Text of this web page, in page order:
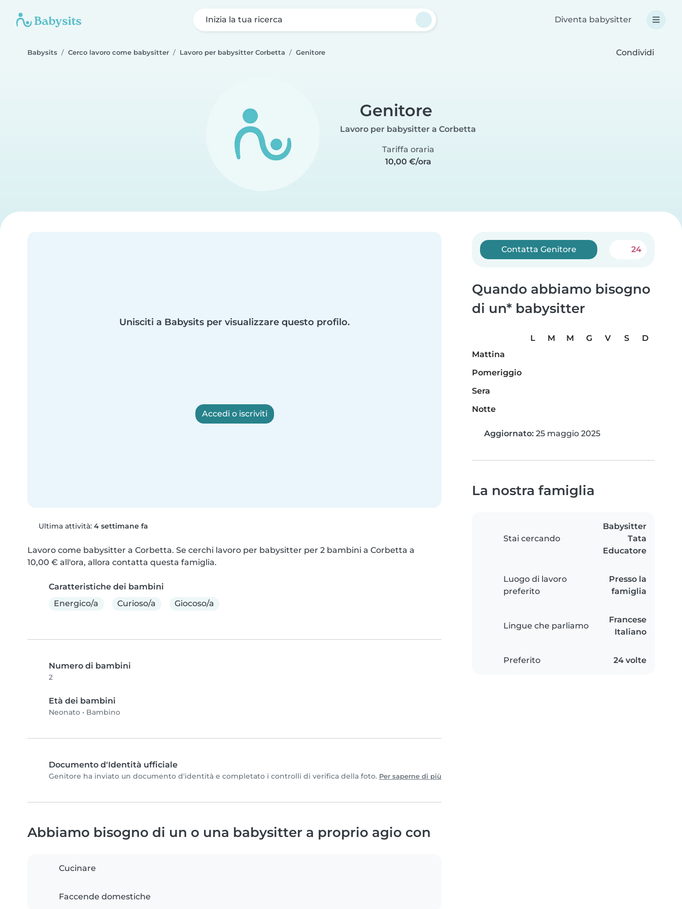
Inizia la tua ricerca Diventa babysitter
Babysits Cerco lavoro come babysitter Lavoro per babysitter Corbetta Genitore Condividi
Genitore
Lavoro per babysitter a Corbetta
Tariffa oraria
10,00 €/ora
Unisciti a Babysits per visualizzare questo profilo.
Accedi o iscriviti
Ultima attività: 4 settimane fa
Lavoro come babysitter a Corbetta. Se cerchi lavoro per babysitter per 2 bambini a Corbetta a
10,00 € all'ora, allora contatta questa famiglia.
Caratteristiche dei bambini
Energico/a
Curioso/a Giocoso/a
Numero di bambini
2
Età dei bambini
Neonato • Bambino
Documento d'Identità ufficiale
Genitore ha inviato un documento d'identità e completato i controlli di verifica della foto. Per saperne di più
Contatta Genitore 24
Quando abbiamo bisogno
di un* babysitter
L M M G V S
D
Mattina
Pomeriggio
Sera
Notte
Aggiornato: 25 maggio 2025
La nostra famiglia
Stai cercando
Babysitter
Tata
Educatore
Luogo di lavoro
preferito
Presso la
famiglia
Lingue che parliamo
Francese
Italiano
Preferito 24 volte
Abbiamo bisogno di un o una babysitter a proprio agio con
Cucinare
Faccende domestiche